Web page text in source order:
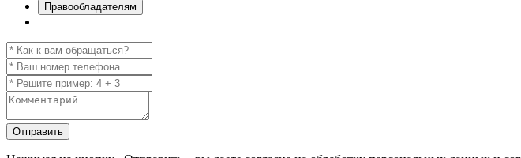
Правообладателям
Отправить